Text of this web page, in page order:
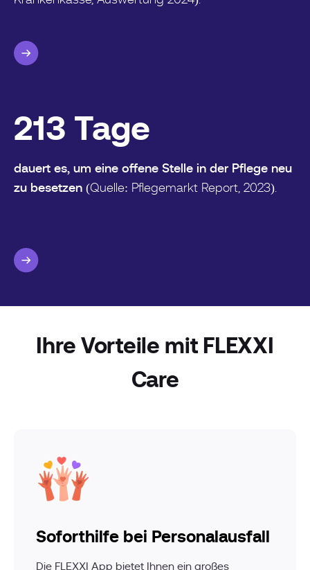
213 Tage
dauert es, um eine offene Stelle in der Pflege neu
zu besetzen (Quelle: Pflegemarkt Report, 2023).
Ihre Vorteile mit FLEXXI
Care
Soforthilfe bei Personalausfall
Die FLEXXI App bietet Ihnen ein großes